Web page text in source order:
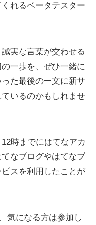
れるベータテスター
実な言葉が交わせる
一歩を、ぜひ一緒に
た最後の一文に新サ
いるのかもしれませ
時までにはてなアカ
なブログやはてなブ
スを利用したことが
気になる方は参加し